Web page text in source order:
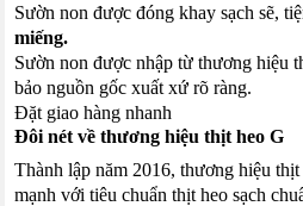
Sườn non được đóng khay sạch sẽ,
miếng.
Sườn non được nhập từ thương hiệu
bảo nguồn gốc xuất xứ rõ ràng.
Đặt giao hàng nhanh
Đôi nét về thương hiệu thịt heo G
Thành lập năm 2016, thương hiệu
mạnh với tiêu chuẩn thịt heo sạch